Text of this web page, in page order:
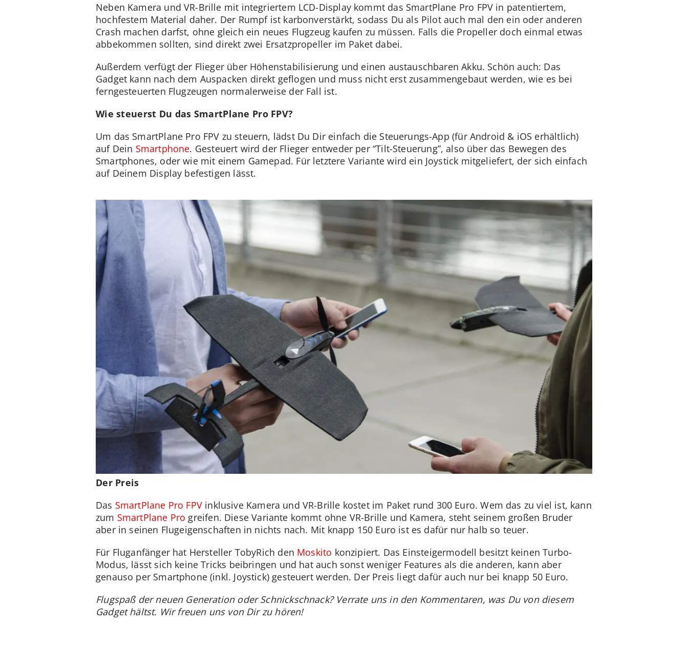
Neben Kamera und VR-Brille mit integriertem LCD-Display kommt das SmartPlane Pro FPV in patentiertem,
hochfestem Material daher. Der Rumpf ist karbonverstärkt, sodass Du als Pilot auch mal den ein oder anderen
Crash machen darfst, ohne gleich ein neues Flugzeug kaufen zu müssen. Falls die Propeller doch einmal etwas
abbekommen sollten, sind direkt zwei Ersatzpropeller im Paket dabei.
Außerdem verfügt der Flieger über Höhenstabilisierung und einen austauschbaren Akku. Schön auch: Das
Gadget kann nach dem Auspacken direkt geflogen und muss nicht erst zusammengebaut werden, wie es bei
ferngesteuerten Flugzeugen normalerweise der Fall ist.
Wie steuerst Du das SmartPlane Pro FPV?
Um das SmartPlane Pro FPV zu steuern, lädst Du Dir einfach die Steuerungs-App (für Android & iOS erhältlich)
auf Dein Smartphone. Gesteuert wird der Flieger entweder per “Tilt-Steuerung”, also über das Bewegen des
Smartphones, oder wie mit einem Gamepad. Für letztere Variante wird ein Joystick mitgeliefert, der sich einfach
auf Deinem Display befestigen lässt.
Der Preis
Das SmartPlane Pro FPVinklusive Kamera und VR-Brille kostet im Paket rund 300 Euro. Wem das zu viel ist, kann
zum SmartPlane Pro greifen. Diese Variante kommt ohne VR-Brille und Kamera, steht seinem großen Bruder
aber in seinen Flugeigenschaften in nichts nach. Mit knapp 150 Euro ist es dafür nur halb so teuer.
Für Fluganfänger hat Hersteller TobyRich den Moskito konzipiert. Das Einsteigermodell besitzt keinen Turbo-
Modus, lässt sich keine Tricks beibringen und hat auch sonst weniger Features als die anderen, kann aber
genauso per Smartphone (inkl. Joystick) gesteuert werden. Der Preis liegt dafür auch nur bei knapp 50 Euro.
Flugspaß der neuen Generation oder Schnickschnack? Verrate uns in den Kommentaren, was Du von diesem
Gadget hältst. Wir freuen uns von Dir zu hören!